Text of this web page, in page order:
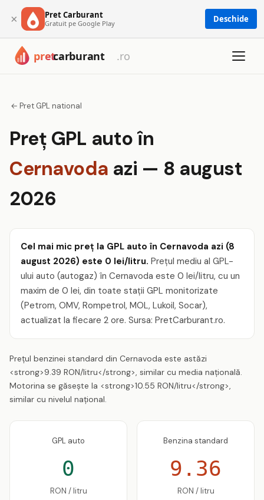
× Pret Carburant
Gratuit pe Google Play Deschide
← Pret GPL national
Preț GPL auto în
Cernavoda azi — 8 august
2026
Cel mai mic preț la GPL auto în Cernavoda azi (8
august 2026) este 0 lei/litru. Prețul mediu al GPL-
ului auto (autogaz) în Cernavoda este 0 lei/litru, cu un
maxim de 0 lei, din toate stații GPL monitorizate
(Petrom, OMV, Rompetrol, MOL, Lukoil, Socar),
actualizat la fiecare 2 ore. Sursa: PretCarburant.ro.
Prețul benzinei standard din Cernavoda este astăzi
<strong>9.39 RON/litru</strong>, similar cu media națională.
Motorina se găsește la <strong>10.55 RON/litru</strong>,
similar cu nivelul național.
GPL auto
0
RON / litru
Benzina standard
9.36
RON / litru